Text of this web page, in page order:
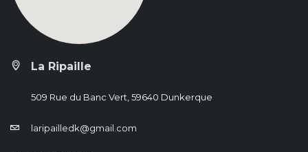
La Ripaille
509 Rue du Banc Vert, 59640 Dunkerque
laripailledk@gmail.com